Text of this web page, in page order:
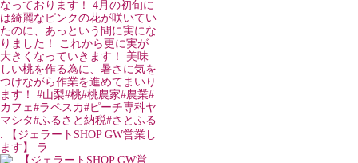
. 【ジェラートSHOP GW営業し
ます】 ラ